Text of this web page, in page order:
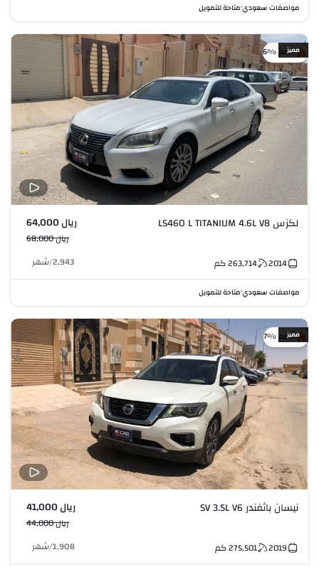
مواصفات سعودي•متاحة للتمويل
خصم %6مميز
لكزس LS460 L TITANIUM 4.6L V8 ريال 64,000
ريال 68,000
2014
263,714كم 2,943
/شهر
مواصفات سعودي•متاحة للتمويل
خصم %7مميز
نيسان باثفندر SV 3.5L V6 ريال 41,000
ريال 44,000
2019
275,501كم 1,908
/شهر